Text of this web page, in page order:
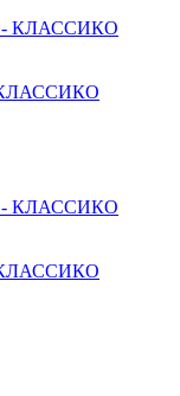
КЛАССИКО
КЛАССИКО